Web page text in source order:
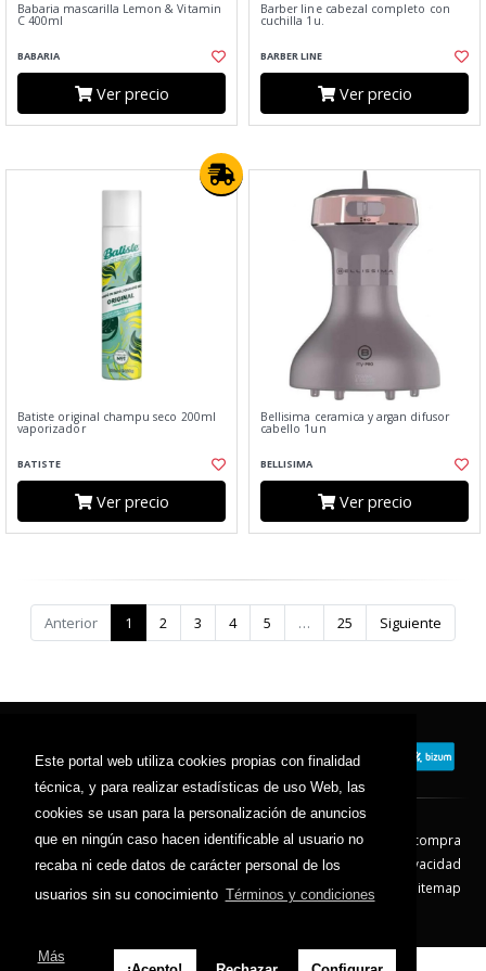
Este portal web utiliza cookies propias con finalidad
técnica, y para realizar estadísticas de uso Web, las
cookies se usan para la personalización de anuncios
que en ningún caso hacen identificable al usuario no
recaba ni cede datos de carácter personal de los
usuarios sin su conocimiento Términos y condiciones
Más
Babaria mascarilla Lemon & Vitamin
C 400ml
BABARIA
Ver precio
Barber line cabezal completo con
cuchilla 1u.
BARBER LINE
Ver precio
Batiste original champu seco 200ml
vaporizador
BATISTE
Ver precio
Bellisima ceramica y argan difusor
cabello 1un
BELLISIMA
Ver precio
Anterior 1 2 3 4 5 … 25 Siguiente
Contacto Aviso Legal
Condiciones de compra
Política de envíos
Política de devolución
Política de Privacidad
Política de Cookies
Sitemap